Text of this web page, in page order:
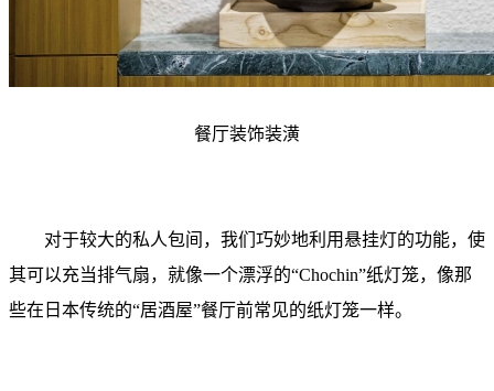
餐厅装饰装潢
对于较大的私人包间，我们巧妙地利用悬挂灯的功能，使
其可以充当排气扇，就像一个漂浮的“Chochin”纸灯笼，像那
些在日本传统的“居酒屋”餐厅前常见的纸灯笼一样。